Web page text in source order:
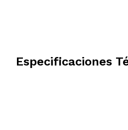
Especificaciones